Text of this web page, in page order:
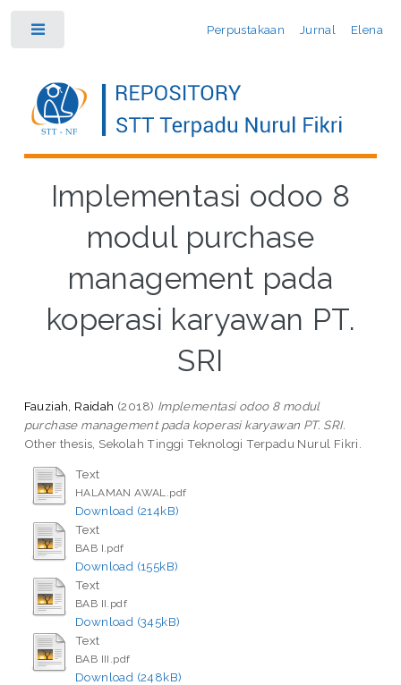
Perpustakaan Jurnal Elena
Implementasi odoo 8
modul purchase
management pada
koperasi karyawan PT.
SRI
Fauziah, Raidah (2018) Implementasi odoo 8 modul
purchase management pada koperasi karyawan PT. SRI.
Other thesis, Sekolah Tinggi Teknologi Terpadu Nurul Fikri.
Text
HALAMAN AWAL.pdf
Download (214kB)
Text
BAB I.pdf
Download (155kB)
Text
BAB II.pdf
Download (345kB)
Text
BAB III.pdf
Download (248kB)